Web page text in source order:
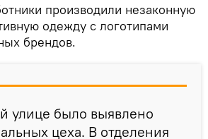
производили незаконную
одежду с логотипами
брендов.
улице было выявлено
цеха. В отделения